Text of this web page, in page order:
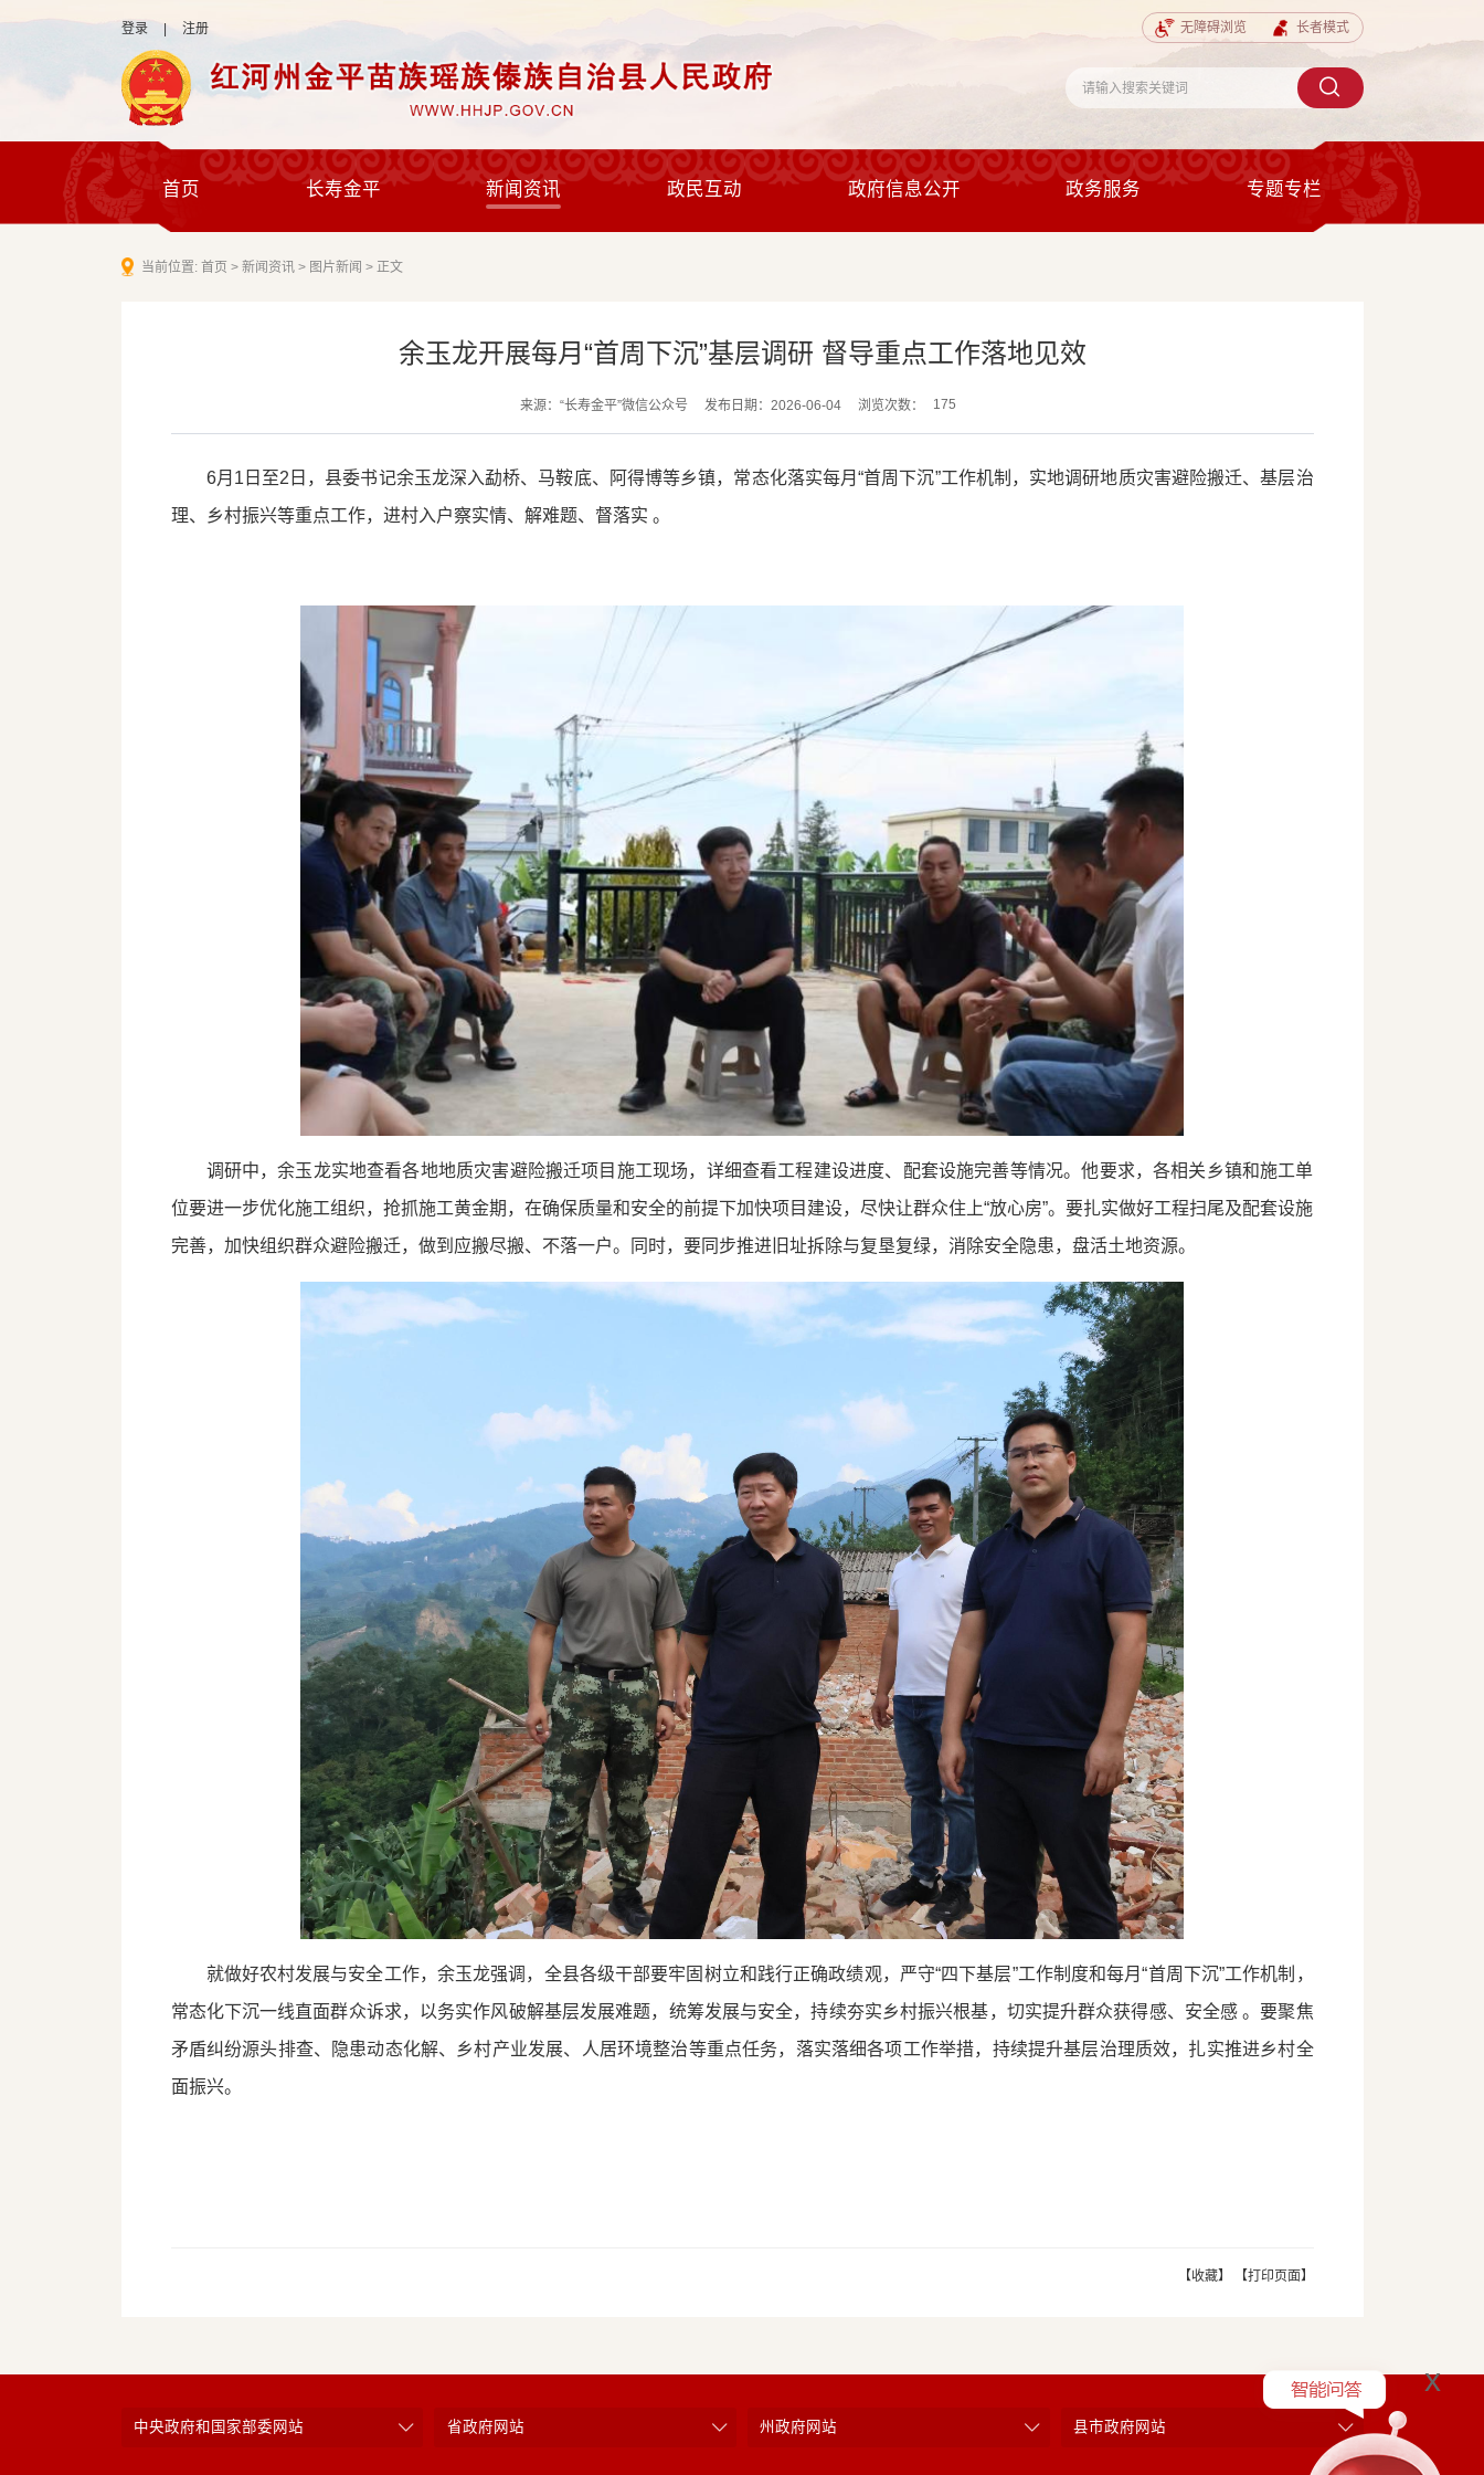
登录 注册 无障碍浏览 长者模式
首页 长寿金平 新闻资讯 政民互动 政府信息公开 政务服务 专题专栏
当前位置:首页 >新闻资讯 > 图片新闻 > 正文
余玉龙开展每月“首周下沉”基层调研 督导重点工作落地见效
来源：“长寿金平”微信公众号 发布日期：2026-06-04 浏览次数： 175
6月1日至2日，县委书记余玉龙深入勐桥、马鞍底、阿得博等乡镇，常态化落实每月“首周下沉”工作机制，实地调研地质灾害避险搬迁、基层治
理、乡村振兴等重点工作，进村入户察实情、解难题、督落实 。
调研中，余玉龙实地查看各地地质灾害避险搬迁项目施工现场，详细查看工程建设进度、配套设施完善等情况。他要求，各相关乡镇和施工单
位要进一步优化施工组织，抢抓施工黄金期，在确保质量和安全的前提下加快项目建设，尽快让群众住上“放心房”。要扎实做好工程扫尾及配套设施
完善，加快组织群众避险搬迁，做到应搬尽搬、不落一户。同时，要同步推进旧址拆除与复垦复绿，消除安全隐患，盘活土地资源。
就做好农村发展与安全工作，余玉龙强调，全县各级干部要牢固树立和践行正确政绩观，严守“四下基层”工作制度和每月“首周下沉”工作机制，
常态化下沉一线直面群众诉求，以务实作风破解基层发展难题，统筹发展与安全，持续夯实乡村振兴根基，切实提升群众获得感、安全感 。要聚焦
矛盾纠纷源头排查、隐患动态化解、乡村产业发展、人居环境整治等重点任务，落实落细各项工作举措，持续提升基层治理质效，扎实推进乡村全
面振兴。
【收藏】 【打印页面】
中央政府和国家部委网站 省政府网站 州政府网站 县市政府网站
x